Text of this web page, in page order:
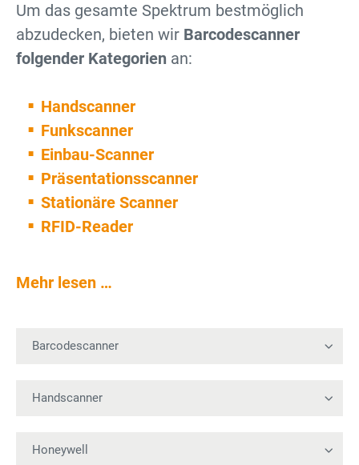
Um das gesamte Spektrum bestmöglich
abzudecken, bieten wir Barcodescanner
folgender Kategorien an:
Handscanner
Funkscanner
Einbau-Scanner
Präsentationsscanner
Stationäre Scanner
RFID-Reader
Mehr lesen …